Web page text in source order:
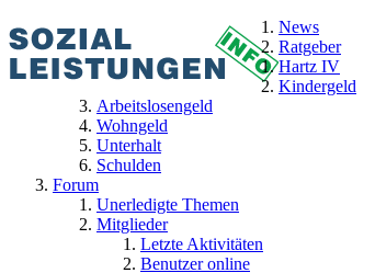
News
Ratgeber
Hartz IV
Kindergeld
Arbeitslosengeld
Wohngeld
Unterhalt
Schulden
Forum
Unerledigte Themen
Mitglieder
Letzte Aktivitäten
Benutzer online